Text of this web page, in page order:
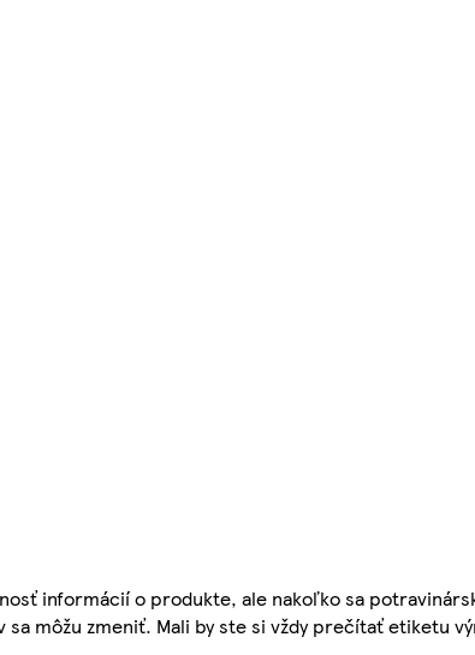
informácií o produkte, ale nakoľko sa
sa môžu zmeniť. Mali by ste si vždy prečítať etiketu